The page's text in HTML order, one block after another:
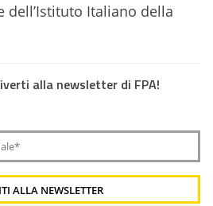
dell’Istituto Italiano della
alla newsletter di FPA!